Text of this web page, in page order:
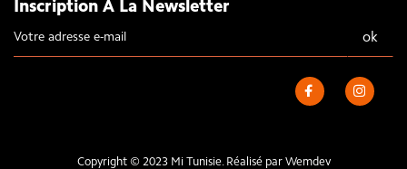
Inscription À La Newsletter
Copyright © 2023 Mi Tunisie. Réalisé par Wemdev